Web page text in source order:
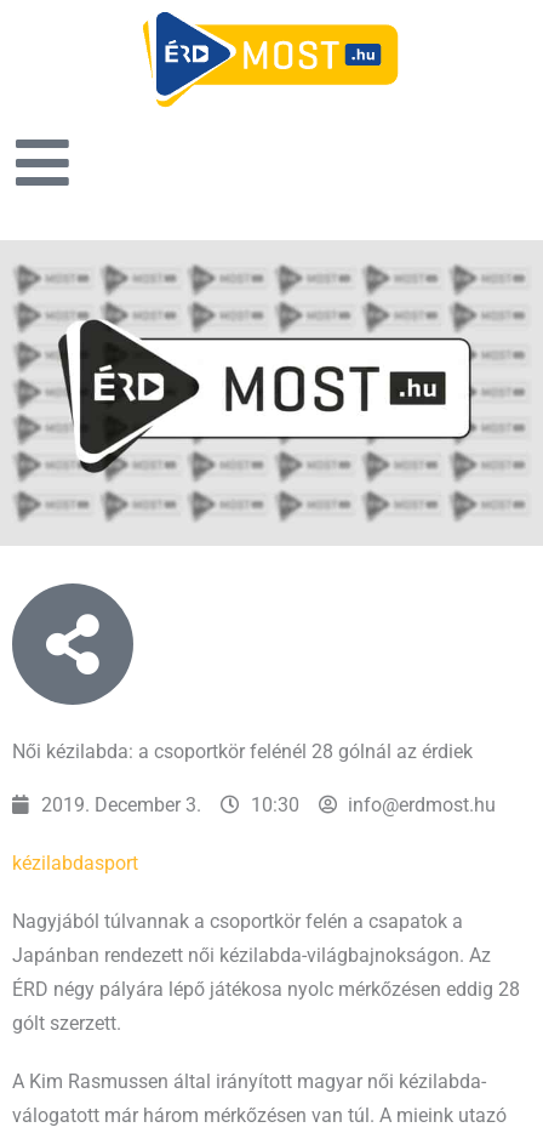
Női kézilabda: a csoportkör felénél 28 gólnál az érdiek
2019. December 3. 10:30 info@erdmost.hu
kézilabdasport
Nagyjából túlvannak a csoportkör felén a csapatok a
Japánban rendezett női kézilabda-világbajnokságon. Az
ÉRD négy pályára lépő játékosa nyolc mérkőzésen eddig 28
gólt szerzett.
A Kim Rasmussen által irányított magyar női kézilabda-
válogatott már három mérkőzésen van túl. A mieink utazó